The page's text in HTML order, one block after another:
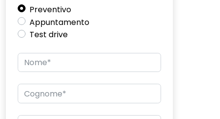
Preventivo
Appuntamento
Test drive